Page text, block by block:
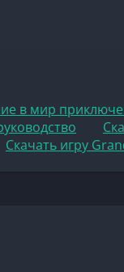
в мир
Скачать игру